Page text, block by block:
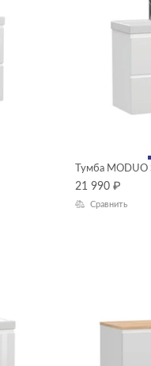
Тумба MODUO
21 990 ₽
Сравнить